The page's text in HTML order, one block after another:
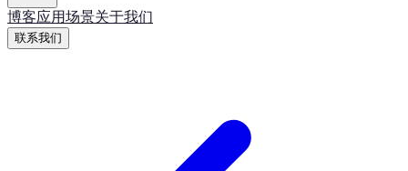
博客应用场景关于我们
联系我们